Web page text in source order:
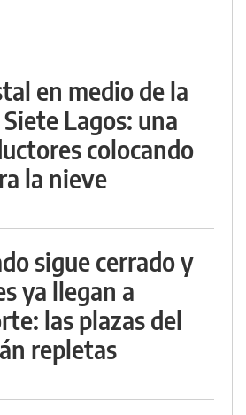
en medio de la
Lagos: una
colocando
la nieve
sigue cerrado y
ya llegan a
las plazas del
repletas